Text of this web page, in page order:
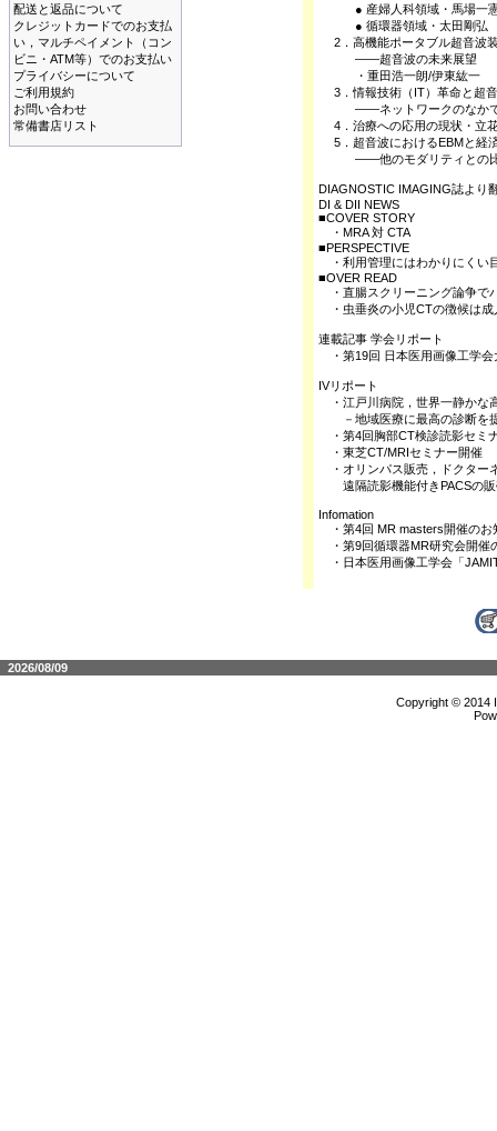
配送と返品について
クレジットカードでのお支払
い，マルチペイメント（コン
ビニ・ATM等）でのお支払い
プライバシーについて
ご利用規約
お問い合わせ
常備書店リスト
● 産婦人科領域・馬場一
● 循環器領域・太田剛弘
2．高機能ポータブル超音波
――超音波の未来展望
・重田浩一朗/伊東紘一
3．情報技術（IT）革命と超
――ネットワークのなかでの
4．治療への応用の現状・立
5．超音波におけるEBMと経
――他のモダリティとの比
DIAGNOSTIC IMAGING誌より
DI & DII NEWS
■COVER STORY
・MRA 対 CTA
■PERSPECTIVE
・利用管理にはわかりにくい
■OVER READ
・直腸スクリーニング論争で
・虫垂炎の小児CTの徴候は成
連載記事 学会リポート
・第19回 日本医用画像工学会
IVリポート
・江戸川病院，世界一静かな
－地域医療に最高の診断を
・第4回胸部CT検診読影セミ
・東芝CT/MRIセミナー開催
・オリンパス販売，ドクター
遠隔読影機能付きPACSの販
Infomation
・第4回 MR masters開催のお
・第9回循環器MR研究会開催
・日本医用画像工学会「
2026/08/09
Copyright © 2014